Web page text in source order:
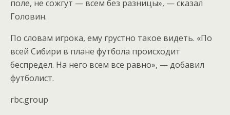
поле, не сожгут — всем без разницы», — сказал
Головин.
По словам игрока, ему грустно такое видеть. «По
всей Сибири в плане футбола происходит
беспредел. На него всем все равно», — добавил
футболист.
rbc.group